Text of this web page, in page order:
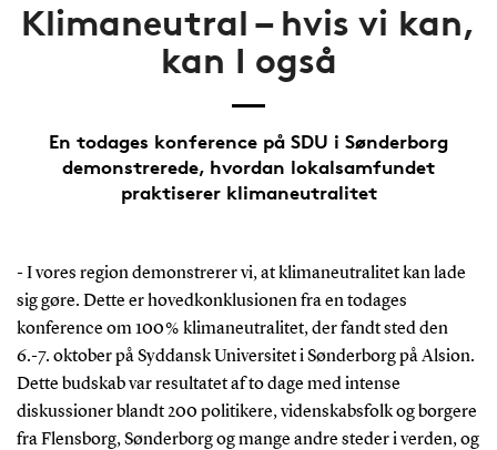
Klimaneutral – hvis vi kan,
kan I også
En todages konference på SDU i Sønderborg
demonstrerede, hvordan lokalsamfundet
praktiserer klimaneutralitet
- I vores region demonstrerer vi, at klimaneutralitet kan lade
sig gøre. Dette er hovedkonklusionen fra en todages
konference om 100 % klimaneutralitet, der fandt sted den
6.-7. oktober på Syddansk Universitet i Sønderborg på Alsion.
Dette budskab var resultatet af to dage med intense
diskussioner blandt 200 politikere, videnskabsfolk og borgere
fra Flensborg, Sønderborg og mange andre steder i verden, og